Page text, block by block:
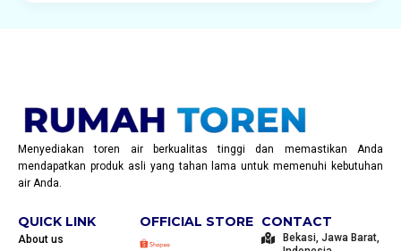
Menyediakan toren air berkualitas tinggi dan memastikan Anda
mendapatkan produk asli yang tahan lama untuk memenuhi kebutuhan
air Anda.
QUICK LINK
About us
OFFICIAL STORE CONTACT
Bekasi, Jawa Barat,